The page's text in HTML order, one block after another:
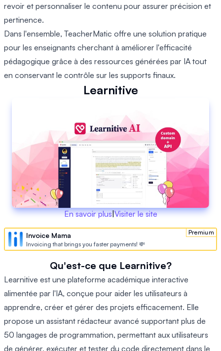
revoir et personnaliser le contenu pour assurer précision et
pertinence.
Dans l'ensemble, TeacherMatic offre une solution pratique
pour les enseignants cherchant à améliorer l'efficacité
pédagogique grâce à des ressources générées par IA tout
en conservant le contrôle sur les supports finaux.
Learnitive
En savoir plus|Visiter le site
Premium
Invoice Mama
Invoicing that brings you faster payments! 💸
Qu'est-ce que Learnitive?
Learnitive est une plateforme académique interactive
alimentée par l'IA, conçue pour aider les utilisateurs à
apprendre, créer et gérer des projets efficacement. Elle
propose un assistant rédacteur avancé supportant plus de
50 langages de programmation, permettant aux utilisateurs
de générer, exécuter et tester du code directement dans le